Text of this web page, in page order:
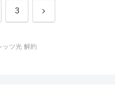
3 次
ッツ光 解約